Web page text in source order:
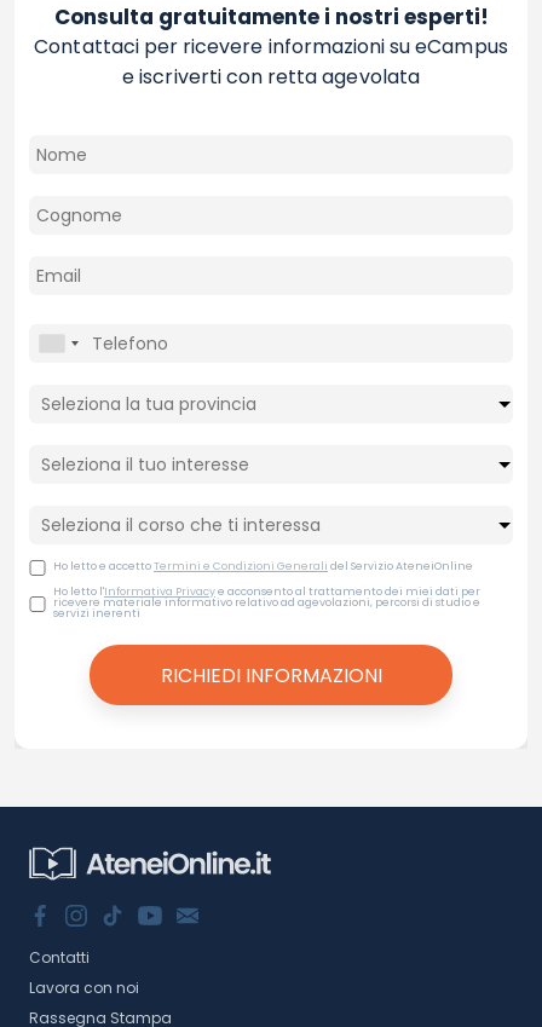
Consulta gratuitamente i nostri esperti!
Contattaci per ricevere informazioni su eCampus
e iscriverti con retta agevolata
Ho letto e accettoTermini e Condizioni Generali del Servizio AteneiOnline
Ho letto l'Informativa Privacye acconsento al trattamento dei miei dati per
ricevere materiale informativo relativo ad agevolazioni, percorsi di studio e
servizi inerenti
Contatti
Lavora con noi
Rassegna Stampa